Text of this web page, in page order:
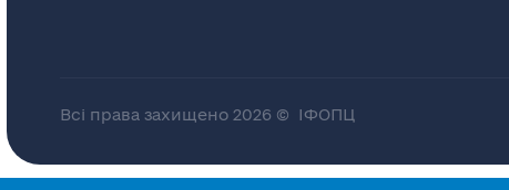
Всі права захищено 2026 © ІФОПЦ